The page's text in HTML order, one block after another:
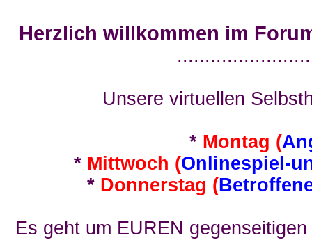
Herzlich willkommen im
Unsere virtuellen
* Montag (
* Mittwoch (Onlinespiel-
* Donnerstag (
Es geht um EUREN